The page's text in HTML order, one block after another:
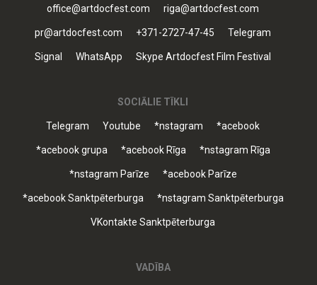
office@artdocfest.com riga@artdocfest.com
pr@artdocfest.com +371-2727-47-45 Telegram
Signal WhatsApp Skype Artdocfest Film Festival
SOCIĀLIE TĪKLI
Telegram Youtube *nstagram *acebook
*acebook grupa *acebook Rīga *nstagram Rīga
*nstagram Parīze *acebook Parīze
*acebook Sanktpēterburga *nstagram Sanktpēterburga
VKontakte Sanktpēterburga
VADĪBA